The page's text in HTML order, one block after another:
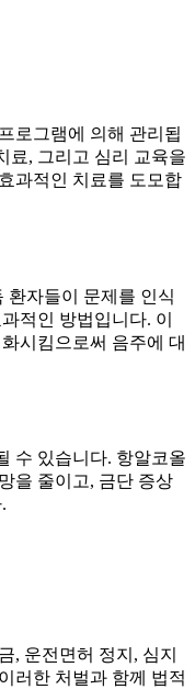
로그램에 의해 관리됩
료, 그리고 심리 교육을
과적인 치료를 도모합
환자들이 문제를 인식
적인 방법입니다. 이
시킴으로써 음주에 대
수 있습니다. 항알코올
을 줄이고, 금단 증상
, 운전면허 정지, 심지
러한 처벌과 함께 법적